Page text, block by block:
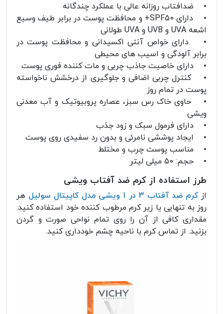
• ضدافتاب روزانه عالی با عملکرد چندگانه
• دارای SPF50+ و محافظت پوست در برابر طیف وسیع
اشعه UVA و UVB و UVA طولانی
• دارای خواص آنتی اکسیدانی و محافظت پوست در
برابر آلودگی و اسیب های محیطی
• دارای خاصیت جاذب چربی و مات کننده فوری پوست
• کنترل چربی اضافی و جلوگیری از درخشش ناخواسته
پوست در تمام روز
• حاوی خاک رس سبز، عصاره پروبیوتیک و آب معدنی
ویشی
• دارای فرمول سبک و زود جذب
• ایجاد پوششی نامرئی و بدون رد سفیدی روی پوست
• مناسب پوست چرب و مختلط
• حجم: 50 میلی لیتر
طرز استفاده از کرم ضد آفتاب ویشی
ازکرم ضد آفتاب 3 در 1 ویشی مدل کاپیتال سولیل
هر
روز به تنهایی یا زیر کرم مرطوب کننده خود استفاده کنید.
مقداری کافی از آن را روی تمام نواحی صورت و گردن
بزنید. از تماس کرم با ناحیه چشم خودداری کنید.